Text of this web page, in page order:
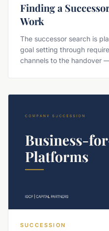
Finding a
Work
The successor search is
goal setting through
channels to the handover
SUCCESSION